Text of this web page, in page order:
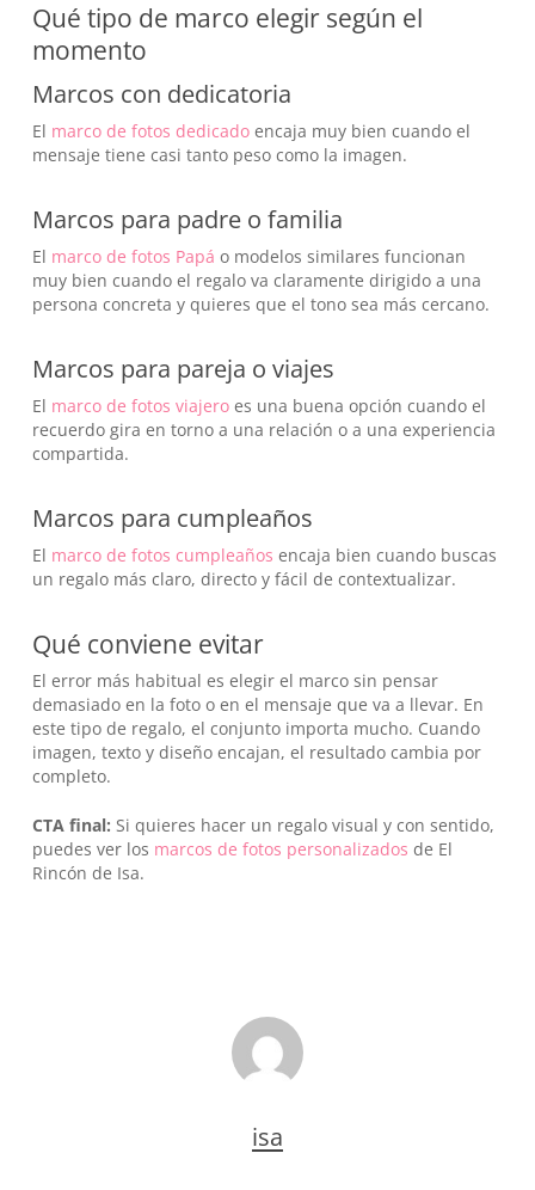
No hay productos en el carrito.
Qué tipo de marco elegir según el
momento
Marcos con dedicatoria
El marco de fotos dedicadoencaja muy bien cuando el
mensaje tiene casi tanto peso como la imagen.
Marcos para padre o familia
El marco de fotos Papá o modelos similares funcionan
muy bien cuando el regalo va claramente dirigido a una
persona concreta y quieres que el tono sea más cercano.
Marcos para pareja o viajes
El marco de fotos viajeroes una buena opción cuando el
recuerdo gira en torno a una relación o a una experiencia
compartida.
Marcos para cumpleaños
El marco de fotos cumpleaños encaja bien cuando buscas
un regalo más claro, directo y fácil de contextualizar.
Qué conviene evitar
El error más habitual es elegir el marco sin pensar
demasiado en la foto o en el mensaje que va a llevar. En
este tipo de regalo, el conjunto importa mucho. Cuando
imagen, texto y diseño encajan, el resultado cambia por
completo.
CTA final: Si quieres hacer un regalo visual y con sentido,
puedes ver los marcos de fotos personalizados de El
Rincón de Isa.
isa